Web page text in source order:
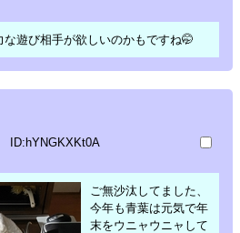
遊び相手が欲しいのかもですね🤭
ID:hYNGKXKt0A
ご無沙汰してました、
今年も青葉は元気で年
末をウニャウニャして